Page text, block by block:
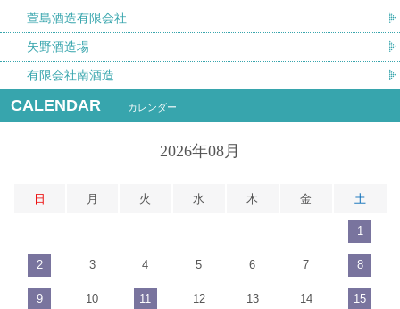
萱島酒造有限会社
矢野酒造場
有限会社南酒造
CALENDAR カレンダー
2026年08月
日 月 火 水 木 金 土
1
2 3 4 5 6 7 8
9 10 11 12 13 14 15